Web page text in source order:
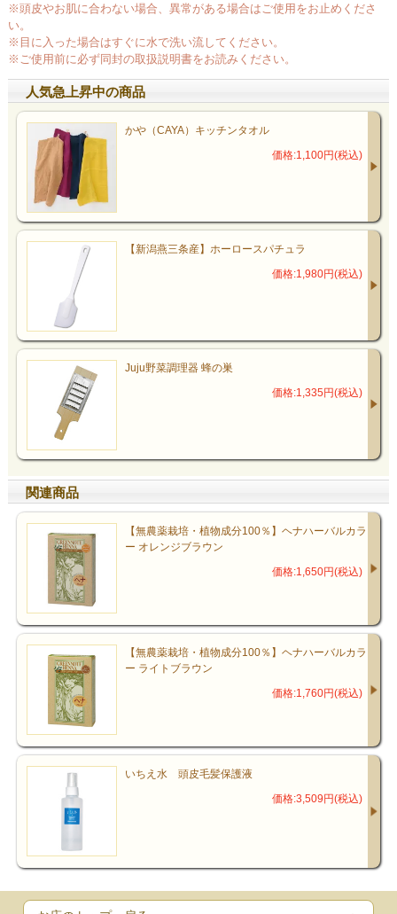
※頭皮やお肌に合わない場合、異常がある場合はご使用をお止めくださ
い。
※目に入った場合はすぐに水で洗い流してください。
※ご使用前に必ず同封の取扱説明書をお読みください。
人気急上昇中の商品
かや（CAYA）キッチンタオル
価格:1,100円(税込)
【新潟燕三条産】ホーロースパチュラ
価格:1,980円(税込)
Juju野菜調理器 蜂の巣
価格:1,335円(税込)
関連商品
【無農薬栽培・植物成分100％】ヘナハーバルカラ
ー オレンジブラウン
価格:1,650円(税込)
【無農薬栽培・植物成分100％】ヘナハーバルカラ
ー ライトブラウン
価格:1,760円(税込)
いちえ水 頭皮毛髪保護液
価格:3,509円(税込)